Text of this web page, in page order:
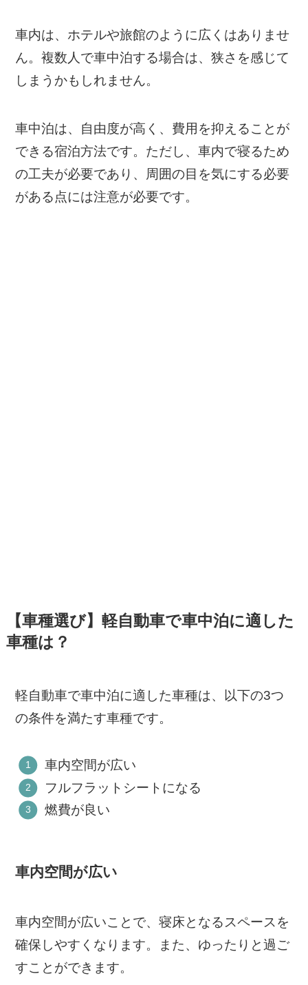
車内は、ホテルや旅館のように広くはありませ
ん。複数人で車中泊する場合は、狭さを感じて
しまうかもしれません。
車中泊は、自由度が高く、費用を抑えることが
できる宿泊方法です。ただし、車内で寝るため
の工夫が必要であり、周囲の目を気にする必要
がある点には注意が必要です。
【車種選び】軽自動車で車中泊に適した
車種は？
軽自動車で車中泊に適した車種は、以下の3つ
の条件を満たす車種です。
車内空間が広い
フルフラットシートになる
燃費が良い
車内空間が広い
車内空間が広いことで、寝床となるスペースを
確保しやすくなります。また、ゆったりと過ご
すことができます。